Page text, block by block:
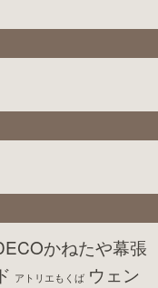
かねたや幕張
アトリエもくば ウェン